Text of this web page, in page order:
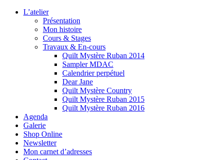
L’atelier
Présentation
Mon histoire
Cours & Stages
Travaux & En-cours
Quilt Mystère Ruban 2014
Sampler MDAC
Calendrier perpétuel
Dear Jane
Quilt Mystère Country
Quilt Mystère Ruban 2015
Quilt Mystère Ruban 2016
Agenda
Galerie
Shop Online
Newsletter
Mon carnet d’adresses